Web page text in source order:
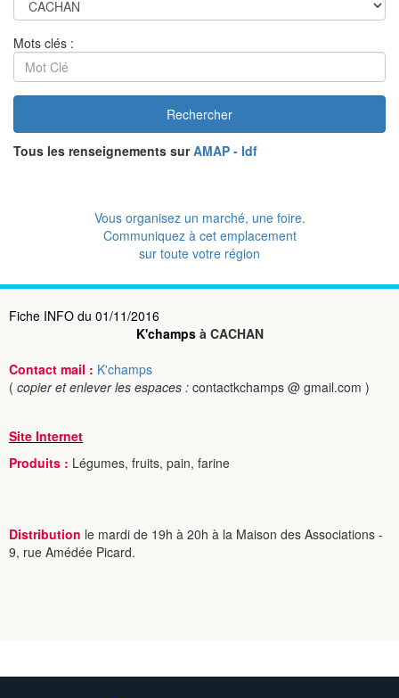
Mots clés :
Rechercher
Tous les renseignements surAMAP - Idf
Vous organisez un marché, une foire.
Communiquez à cet emplacement
sur toute votre région
Fiche INFO du 01/11/2016
K'champsà CACHAN
Contact mail : K'champs
( copier et enlever les espaces : contactkchamps @ gmail.com )
Site Internet
Produits : Légumes, fruits, pain, farine
Distribution le mardi de 19h à 20h à la Maison des Associations -
9, rue Amédée Picard.